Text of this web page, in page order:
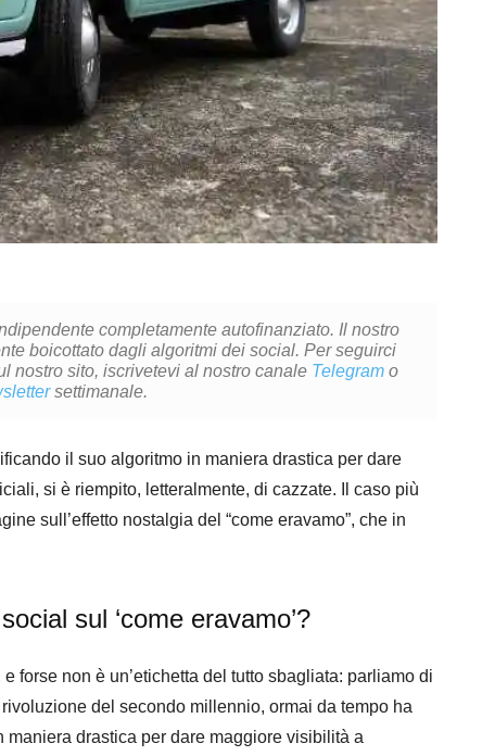
completamente autofinanziato. Il nostro
boicottato dagli algoritmi dei social. Per seguirci
nostro sito, iscrivetevi al nostro canale Telegram o
settimanale.
il suo algoritmo in maniera drastica per dare
si è riempito, letteralmente, di cazzate. Il caso più
sull’effetto nostalgia del “come eravamo”, che in
sul ‘come eravamo’?
e forse non è un’etichetta del tutto sbagliata: parliamo di
del secondo millennio, ormai da tempo ha
maniera drastica per dare maggiore visibilità a